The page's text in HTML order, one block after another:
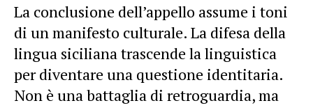
La conclusione dell’appello assume i toni
di un manifesto culturale. La difesa della
lingua siciliana trascende la linguistica
per diventare una questione identitaria.
Non è una battaglia di retroguardia, ma